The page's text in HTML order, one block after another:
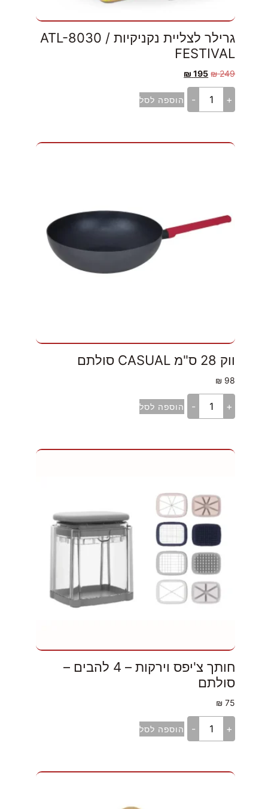
גרילר לצליית נקניקיות ATL-8030 /
FESTIVAL
249
₪
195
₪
+
- הוספה לסל
ווק 28 ס"מ CASUAL סולתם
98
₪
+
- הוספה לסל
חותך צ'יפס וירקות – 4 להבים –
סולתם
75
₪
+
- הוספה לסל